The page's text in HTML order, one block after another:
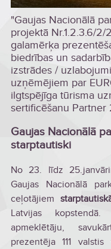
"Gaujas Nacionālā
projektā Nr.1.2.3.6/
galamērķa
biedrības un
izstrādes /
uzņēmējiem par
ilgtspējīga tūrisma
sertificēšanu Partner
Gaujas Nacionālā
starptautiski
No 23. līdz
Gaujas Nacionālā
ceļotājiem
Latvijas
apmeklētāju,
prezentēja 111